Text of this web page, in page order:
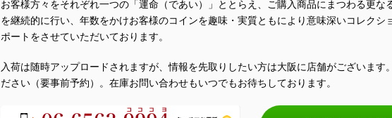
お客様方々をそれぞれ一つの「運命（であい）」ととらえ、ご購入商品にまつわる更な
を継続的に行い、年数をかけお客様のコインを趣味・実質ともにより意味深いコレクシ
ポートをさせていただいております。
入荷は随時アップロードされますが、情報を先取りしたい方は大阪に店舗がございます
ださい（要事前予約）。在庫お問い合わせもいつでもお待ちしております。